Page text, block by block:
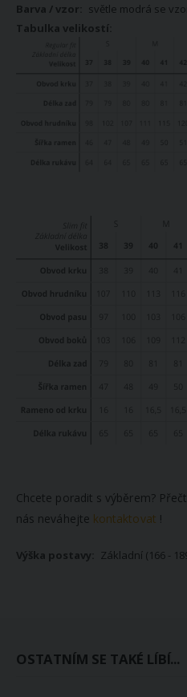
světle modrá se
Chcete poradit s výběrem?
nás neváhejte kontaktovat !
Základní (166 -
OSTATNÍM SE TAKÉ LÍBÍ...